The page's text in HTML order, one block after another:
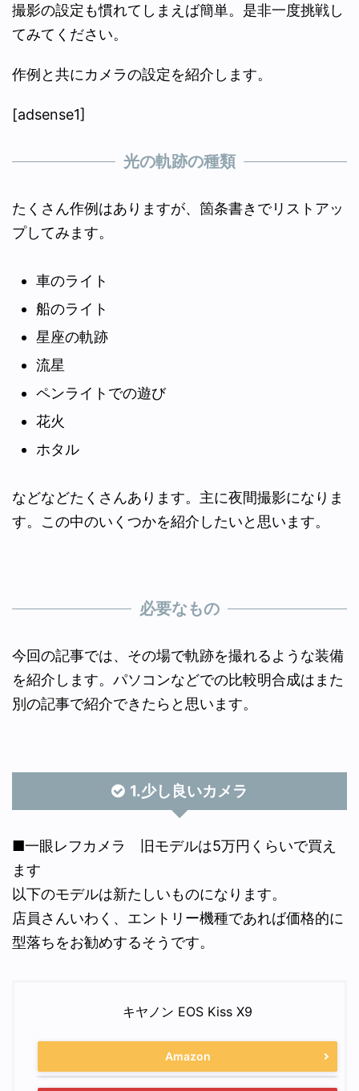
撮影の設定も慣れてしまえば簡単。是非一度挑戦し
てみてください。
作例と共にカメラの設定を紹介します。
[adsense1]
光の軌跡の種類
たくさん作例はありますが、箇条書きでリストアッ
プしてみます。
車のライト
船のライト
星座の軌跡
流星
ペンライトでの遊び
花火
ホタル
などなどたくさんあります。主に夜間撮影になりま
す。この中のいくつかを紹介したいと思います。
必要なもの
今回の記事では、その場で軌跡を撮れるような装備
を紹介します。パソコンなどでの比較明合成はまた
別の記事で紹介できたらと思います。
1.少し良いカメラ
■一眼レフカメラ 旧モデルは5万円くらいで買え
ます
以下のモデルは新たしいものになります。
店員さんいわく、エントリー機種であれば価格的に
型落ちをお勧めするそうです。
キヤノン EOS Kiss X9
Amazon